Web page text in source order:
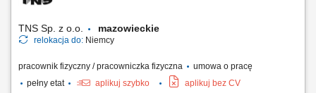
lokowanie gabarytowych komponentów produkcyjnych w strefach
TNS Sp. z o.o. mazowieckie
relokacja do: Niemcy
pracownik fizyczny / pracowniczka fizyczna
umowa o pracę
pełny etat
aplikuj szybko aplikuj bez CV